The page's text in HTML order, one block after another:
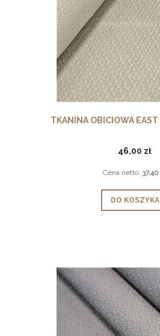
TKANINA OBICIOWA
46,00 zł
Cena netto: 37,40
DO KOSZYKA